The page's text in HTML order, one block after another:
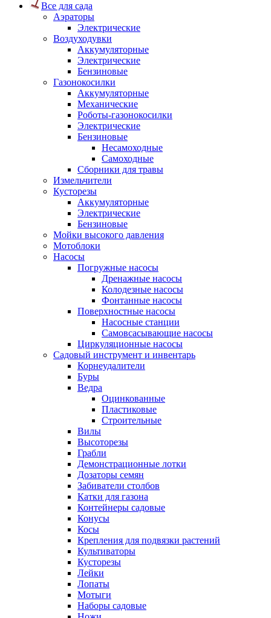
Все для сада
Аэраторы
Электрические
Воздуходувки
Аккумуляторные
Электрические
Бензиновые
Газонокосилки
Аккумуляторные
Механические
Роботы-газонокосилки
Электрические
Бензиновые
Несамоходные
Самоходные
Сборники для травы
Измельчители
Кусторезы
Аккумуляторные
Электрические
Бензиновые
Мойки высокого давления
Мотоблоки
Насосы
Погружные насосы
Дренажные насосы
Колодезные насосы
Фонтанные насосы
Поверхностные насосы
Насосные станции
Самовсасывающие насосы
Циркуляционные насосы
Садовый инструмент и инвентарь
Корнеудалители
Буры
Ведра
Оцинкованные
Пластиковые
Строительные
Вилы
Высоторезы
Грабли
Демонстрационные лотки
Дозаторы семян
Забиватели столбов
Катки для газона
Контейнеры садовые
Конусы
Косы
Крепления для подвязки растений
Культиваторы
Кусторезы
Лейки
Лопаты
Мотыги
Наборы садовые